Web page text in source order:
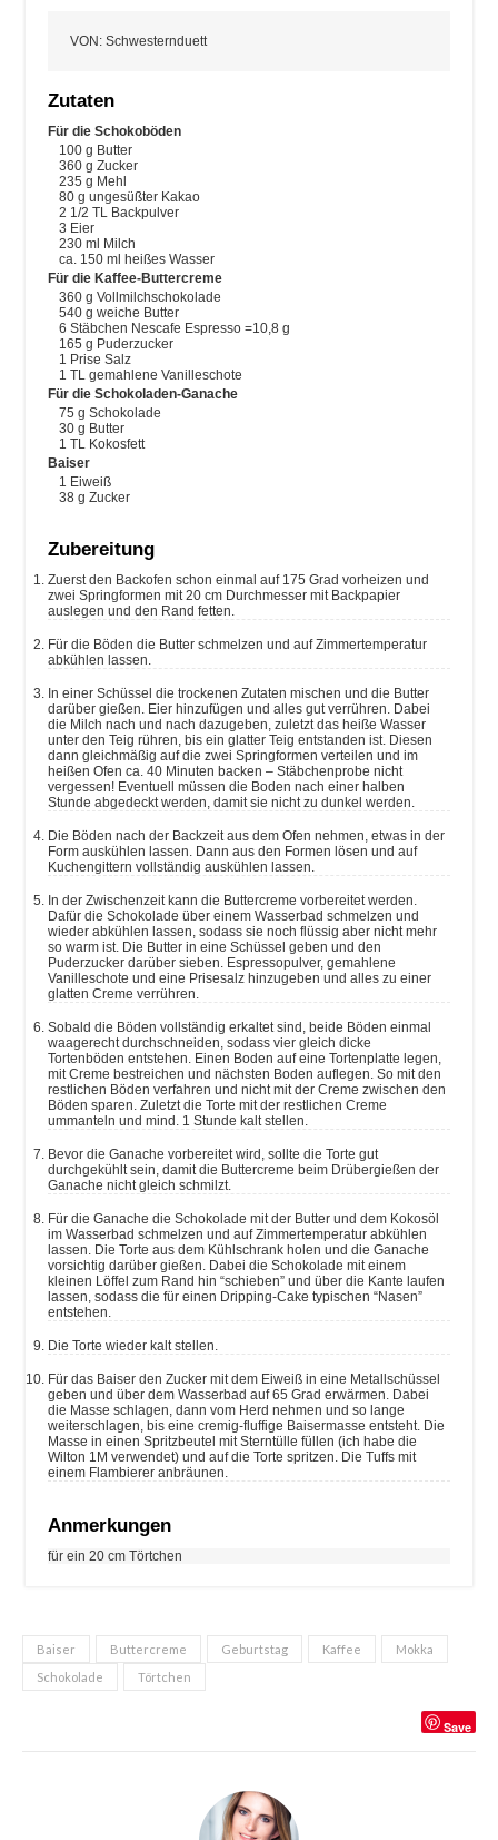
VON : Schwesternduett
Zutaten
Für die Schokoböden
100 g Butter
360 g Zucker
235 g Mehl
80 g ungesüßter Kakao
2 1/2 TL Backpulver
3 Eier
230 ml Milch
ca. 150 ml heißes Wasser
Für die Kaffee-Buttercreme
360 g Vollmilchschokolade
540 g weiche Butter
6 Stäbchen Nescafe Espresso =10,8 g
165 g Puderzucker
1 Prise Salz
1 TL gemahlene Vanilleschote
Für die Schokoladen-Ganache
75 g Schokolade
30 g Butter
1 TL Kokosfett
Baiser
1 Eiweiß
38 g Zucker
Zubereitung
Zuerst den Backofen schon einmal auf 175 Grad vorheizen und
zwei Springformen mit 20 cm Durchmesser mit Backpapier
auslegen und den Rand fetten.
Für die Böden die Butter schmelzen und auf Zimmertemperatur
abkühlen lassen.
In einer Schüssel die trockenen Zutaten mischen und die Butter
darüber gießen. Eier hinzufügen und alles gut verrühren. Dabei
die Milch nach und nach dazugeben, zuletzt das heiße Wasser
unter den Teig rühren, bis ein glatter Teig entstanden ist. Diesen
dann gleichmäßig auf die zwei Springformen verteilen und im
heißen Ofen ca. 40 Minuten backen – Stäbchenprobe nicht
vergessen! Eventuell müssen die Boden nach einer halben
Stunde abgedeckt werden, damit sie nicht zu dunkel werden.
Die Böden nach der Backzeit aus dem Ofen nehmen, etwas in der
Form auskühlen lassen. Dann aus den Formen lösen und auf
Kuchengittern vollständig auskühlen lassen.
In der Zwischenzeit kann die Buttercreme vorbereitet werden.
Dafür die Schokolade über einem Wasserbad schmelzen und
wieder abkühlen lassen, sodass sie noch flüssig aber nicht mehr
so warm ist. Die Butter in eine Schüssel geben und den
Puderzucker darüber sieben. Espressopulver, gemahlene
Vanilleschote und eine Prisesalz hinzugeben und alles zu einer
glatten Creme verrühren.
Sobald die Böden vollständig erkaltet sind, beide Böden einmal
waagerecht durchschneiden, sodass vier gleich dicke
Tortenböden entstehen. Einen Boden auf eine Tortenplatte legen,
mit Creme bestreichen und nächsten Boden auflegen. So mit den
restlichen Böden verfahren und nicht mit der Creme zwischen den
Böden sparen. Zuletzt die Torte mit der restlichen Creme
ummanteln und mind. 1 Stunde kalt stellen.
Bevor die Ganache vorbereitet wird, sollte die Torte gut
durchgekühlt sein, damit die Buttercreme beim Drübergießen der
Ganache nicht gleich schmilzt.
Für die Ganache die Schokolade mit der Butter und dem Kokosöl
im Wasserbad schmelzen und auf Zimmertemperatur abkühlen
lassen. Die Torte aus dem Kühlschrank holen und die Ganache
vorsichtig darüber gießen. Dabei die Schokolade mit einem
kleinen Löffel zum Rand hin “schieben” und über die Kante laufen
lassen, sodass die für einen Dripping-Cake typischen “Nasen”
entstehen.
Die Torte wieder kalt stellen.
Für das Baiser den Zucker mit dem Eiweiß in eine Metallschüssel
geben und über dem Wasserbad auf 65 Grad erwärmen. Dabei
die Masse schlagen, dann vom Herd nehmen und so lange
weiterschlagen, bis eine cremig-fluffige Baisermasse entsteht. Die
Masse in einen Spritzbeutel mit Sterntülle füllen (ich habe die
Wilton 1M verwendet) und auf die Torte spritzen. Die Tuffs mit
einem Flambierer anbräunen.
Anmerkungen
für ein 20 cm Törtchen
Baiser Buttercreme Geburtstag Kaffee
Mokka
Schokolade
Törtchen
Save